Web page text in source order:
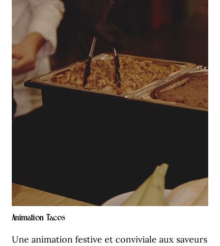
Animation Tacos
Une animation festive et conviviale aux saveurs